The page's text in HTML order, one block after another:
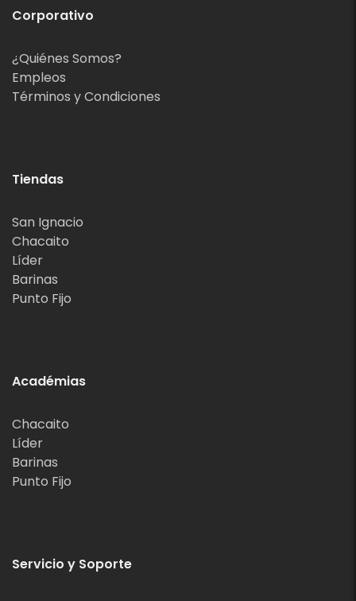
Corporativo
¿Quiénes Somos?
Empleos
Términos y Condiciones
Tiendas
San Ignacio
Chacaito
Líder
Barinas
Punto Fijo
Académias
Chacaito
Líder
Barinas
Punto Fijo
Servicio y Soporte